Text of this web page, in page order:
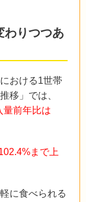
わりつつあ
おける1世帯
移」では、
量前年比は
まで上
に食べられる